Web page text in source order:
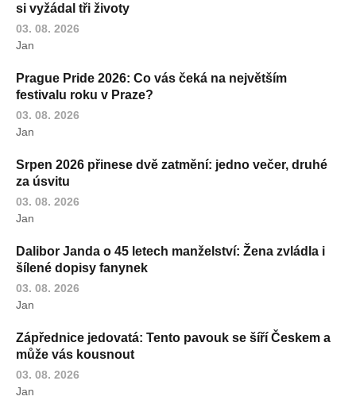
si vyžádal tři životy
03. 08. 2026
Jan
Prague Pride 2026: Co vás čeká na největším
festivalu roku v Praze?
03. 08. 2026
Jan
Srpen 2026 přinese dvě zatmění: jedno večer, druhé
za úsvitu
03. 08. 2026
Jan
Dalibor Janda o 45 letech manželství: Žena zvládla i
šílené dopisy fanynek
03. 08. 2026
Jan
Zápřednice jedovatá: Tento pavouk se šíří Českem a
může vás kousnout
03. 08. 2026
Jan